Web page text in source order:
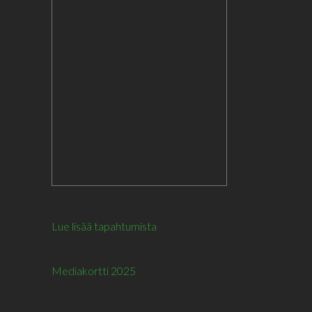
Lue lisää tapahtumista
Mediakortti 2025